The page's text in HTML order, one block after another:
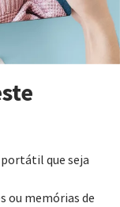
que seja
ou memórias de